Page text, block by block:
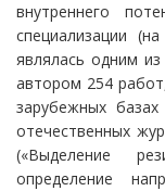
внутреннего
специализации
являлась одним из
автором 254
зарубежных
отечественных
(«Выделение
определение